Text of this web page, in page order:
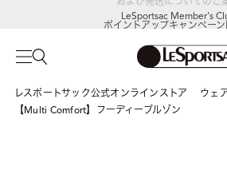
LeSportsac Member's
ポイントアップキャンペー
レスポートサック公式オンラインストア ウェ
【Multi Comfort】フーディーブルゾン